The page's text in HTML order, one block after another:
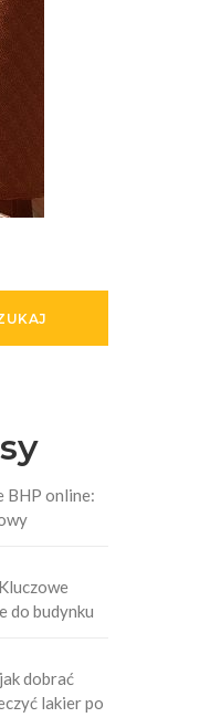
BHP online:
do budynku
dobrać
lakier po